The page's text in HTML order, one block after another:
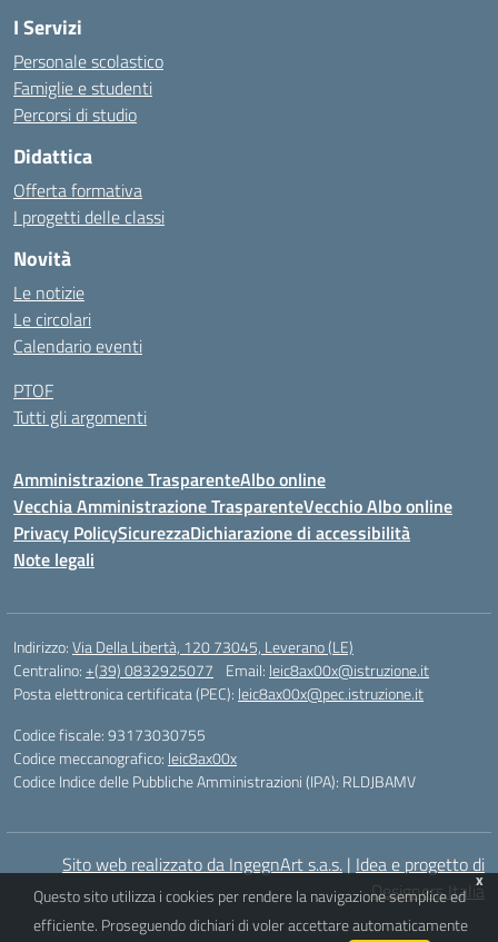
I Servizi
Personale scolastico
Famiglie e studenti
Percorsi di studio
Didattica
Offerta formativa
I progetti delle classi
Novità
Le notizie
Le circolari
Calendario eventi
PTOF
Tutti gli argomenti
Amministrazione TrasparenteAlbo online
Vecchia Amministrazione TrasparenteVecchio Albo online
Privacy PolicySicurezzaDichiarazione di accessibilità
Note legali
Indirizzo:Via Della Libertà, 120 73045, Leverano (LE)
Centralino:+(39) 0832925077 Email: leic8ax00x@istruzione.it
Posta elettronica certificata (PEC): leic8ax00x@pec.istruzione.it
Codice fiscale: 93173030755
Codice meccanografico: leic8ax00x
Codice Indice delle Pubbliche Amministrazioni (IPA): RLDJBAMV
Sito web realizzato da IngegnArt s.a.s. | Idea e progetto di
Designers Italia
x
Questo sito utilizza i cookies per rendere la navigazione semplice ed
efficiente. Proseguendo dichiari di voler accettare automaticamente